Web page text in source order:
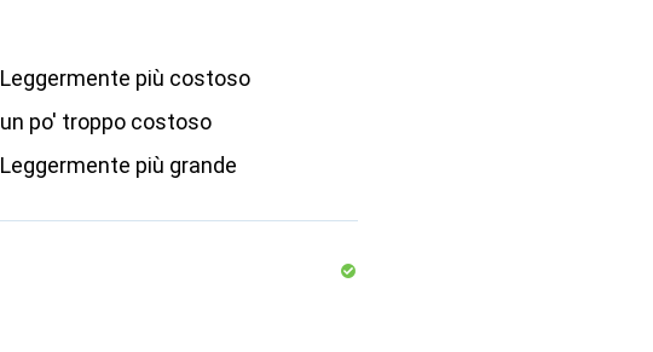
Leggermente più costoso
un po' troppo costoso
Leggermente più grande